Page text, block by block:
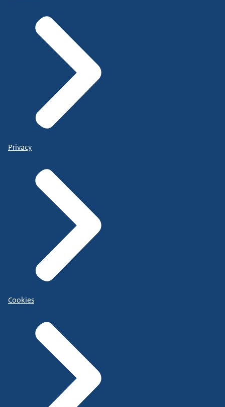
Privacy
Cookies